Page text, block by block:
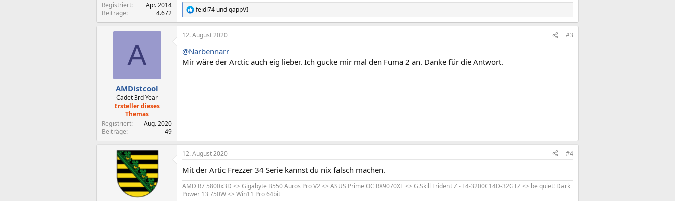
Registriert
Apr. 2014
Beiträge
4.672
R
e
a
k
i
o
feidl74 undqappVI
A
AMDistcool
Cadet 3rd Year
Ersteller dieses
Themas
Registriert
Aug. 2020
Beiträge
49
12. August 2020 #3
@Narbennarr
Mir wäre der Arctic auch eig lieber. Ich gucke mir mal den Fuma 2 an. Danke für die Antwort.
12. August 2020 #4
Mit der Artic Frezzer 34 Serie kannst du nix falsch machen.
AMD R7 5800x3D <> Gigabyte B550 Auros Pro V2 <> ASUS Prime OC RX9070XT <> G.Skill Trident Z - F4-3200C14D-32GTZ <> be quiet! Dark
Power 13 750W <> Win11 Pro 64bit